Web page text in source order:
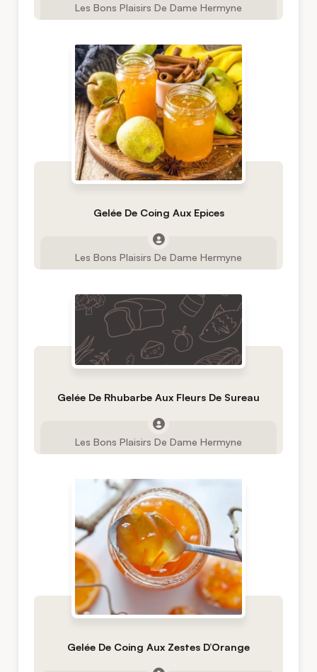
Les Bons Plaisirs De Dame Hermyne
Gelée De Coing Aux Epices
Les Bons Plaisirs De Dame Hermyne
Gelée De Rhubarbe Aux Fleurs De Sureau
Les Bons Plaisirs De Dame Hermyne
Gelée De Coing Aux Zestes D’Orange